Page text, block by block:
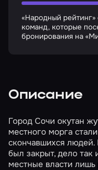
«Народный
команд, которые
бронирования на
Описание
Город Сочи окутан
местного морга
скончавшихся
был закрыт, дело так
местные власти